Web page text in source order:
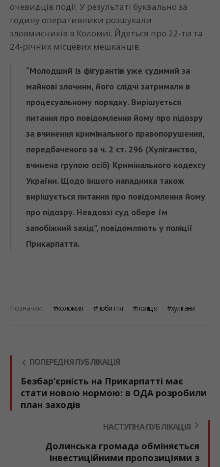
очевидців події. У результаті буквально за
годину оперативники розшукали
зловмисників в Коломиї. Йдеться про 22-ти та
24-річних місцевих мешканців.
“Молодший із фігурантів уже судимий за
майнові злочини, його слідчі затримали в
процесуальному порядку. Вирішується
питання про повідомлення йому про підозру
за вчинення кримінального правопорушення,
передбаченого за ч. 2 ст. 296 (Хуліганство,
вчинена групою осіб) Кримінального кодексу
України. Щодо іншого нападника також
вирішується питання про повідомлення йому
про підозру. Невдовзі суд обере їм
запобіжний захід”, повідомляють у поліції
Прикарпаття.
Позначки: коломия побиття поліція хулігани
ПОПЕРЕДНЯ ПУБЛІКАЦІЯ
Безбар’єрність на Прикарпатті має
стати новою нормою: в ОДА розробили
план заходів
НАСТУПНА ПУБЛІКАЦІЯ
Долинська громада обміняється
інвестиційними пропозиціями з